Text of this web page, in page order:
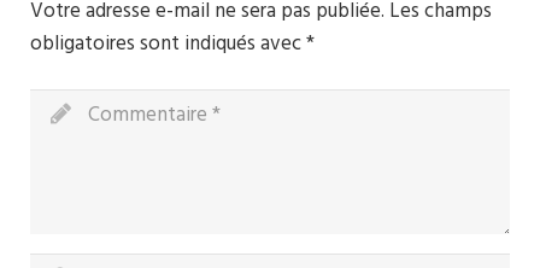
Contact
Votre adresse e-mail ne sera pas publiée. Les champs
obligatoires sont indiqués avec*